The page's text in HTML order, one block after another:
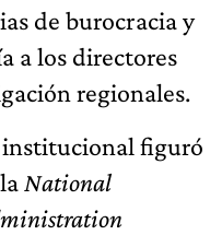
de burocracia y
a los directores
regionales.
figuró
National